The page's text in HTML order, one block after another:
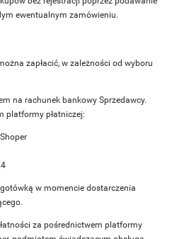
ewentualnym zamówieniu.
zapłacić, w zależności od wyboru
na rachunek bankowy Sprzedawcy.
platformy płatniczej:
w momencie dostarczenia
za pośrednictwem platformy